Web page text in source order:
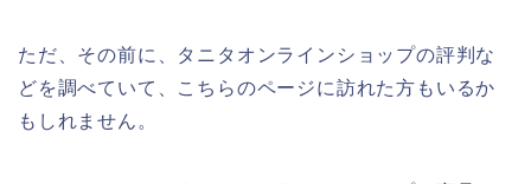
ただ、その前に、タニタオンラインショップの評判な
どを調べていて、こちらのページに訪れた方もいるか
もしれません。